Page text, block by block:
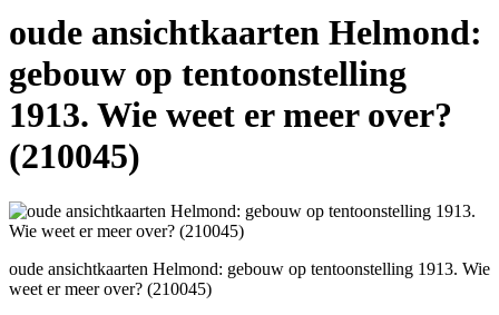
oude ansichtkaarten Helmond:
gebouw op tentoonstelling
1913. Wie weet er meer over?
(210045)
oude ansichtkaarten Helmond: gebouw op tentoonstelling 1913. Wie
weet er meer over? (210045)